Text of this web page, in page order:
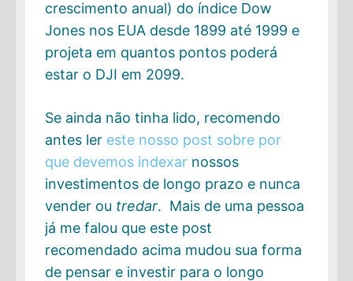
crescimento anual) do índice Dow
Jones nos EUA desde 1899 até 1999 e
projeta em quantos pontos poderá
estar o DJI em 2099.
Se ainda não tinha lido, recomendo
antes ler este nosso post sobre por
que devemos indexarnossos
investimentos de longo prazo e nunca
vender ou tredar. Mais de uma pessoa
já me falou que este post
recomendado acima mudou sua forma
de pensar e investir para o longo